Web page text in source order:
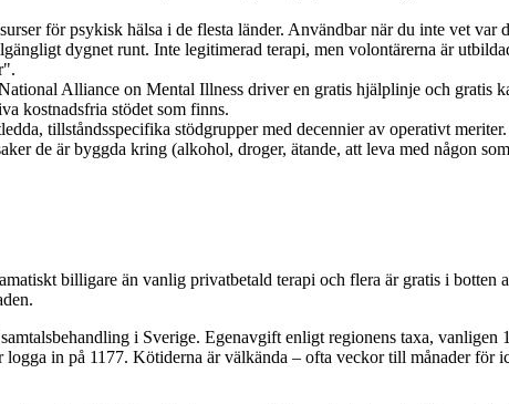
för psykisk hälsa i de flesta länder. Användbar när du inte vet
dygnet runt. Inte legitimerad terapi, men volontärerna är
Alliance on Mental Illness driver en gratis hjälplinje och gratis
kostnadsfria stödet som finns.
tillståndsspecifika stödgrupper med decennier av operativt
de är byggda kring (alkohol, droger, ätande, att leva med någon
billigare än vanlig privatbetald terapi och flera är gratis i botten
i Sverige. Egenavgift enligt regionens taxa,
in på 1177. Kötiderna är välkända – ofta veckor till månader för